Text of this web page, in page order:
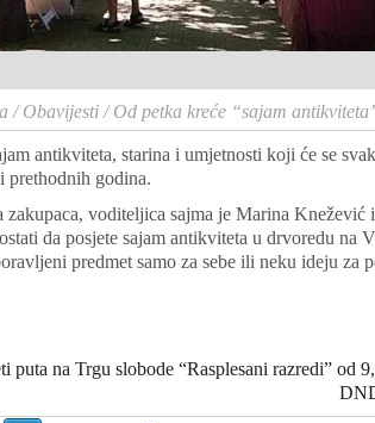
/Obavijesti /Od petka kreće “sajam
antikviteta, starina i umjetnosti koji će se
prethodnih godina.
zakupaca, voditeljica sajma je Marina
da posjete sajam antikviteta u drvoredu na
predmet samo za sebe ili neku ideju za
puta na Trgu slobode “Rasplesani razredi” od